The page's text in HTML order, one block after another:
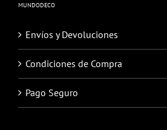
MUNDODECO
Envíos y Devoluciones
Condiciones de Compra
Pago Seguro